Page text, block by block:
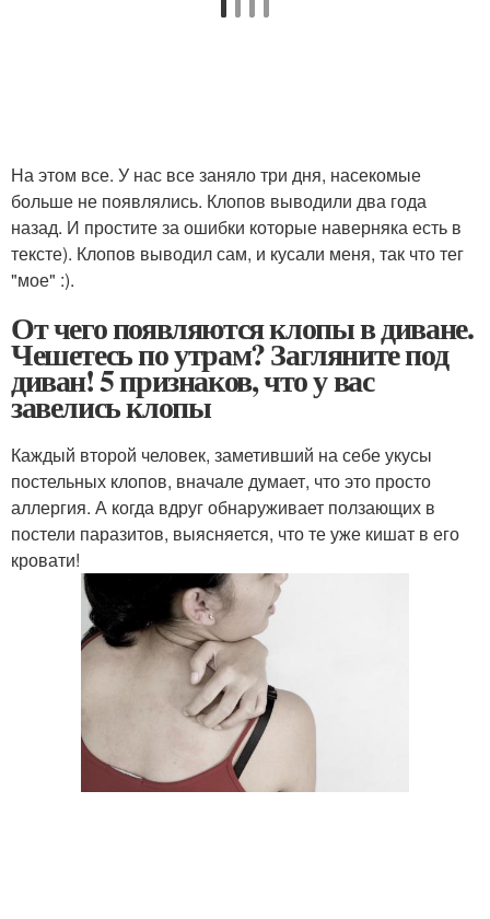
На этом все. У нас все заняло три дня, насекомые
больше не появлялись. Клопов выводили два года
назад. И простите за ошибки которые наверняка есть в
тексте). Клопов выводил сам, и кусали меня, так что тег
"мое" :).
От чего появляются клопы в диване.
Чешетесь по утрам? Загляните под
диван! 5 признаков, что у вас
завелись клопы
Каждый второй человек, заметивший на себе укусы
постельных клопов, вначале думает, что это просто
аллергия. А когда вдруг обнаруживает ползающих в
постели паразитов, выясняется, что те уже кишат в его
кровати!